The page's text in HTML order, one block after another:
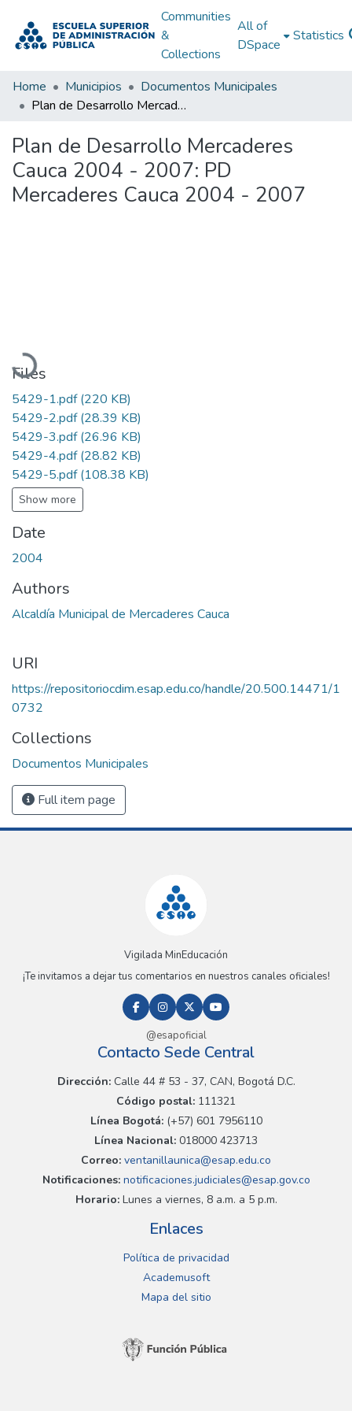
Communities
&
Collections
All of
DSpace
Statistics
Home Municipios
Documentos Municipales
Plan de Desarrollo Mercaderes Cauca 2004 - 2007: PD Mercaderes Cauca 2004 - 2007
Plan de Desarrollo Mercaderes
Cauca 2004 - 2007: PD
Mercaderes Cauca 2004 - 2007
Loading...
Files
5429-1.pdf(220 KB)
5429-2.pdf(28.39 KB)
5429-3.pdf(26.96 KB)
5429-4.pdf(28.82 KB)
5429-5.pdf(108.38 KB)
Show more
Date
2004
Authors
Alcaldía Municipal de Mercaderes Cauca
URI
https://repositoriocdim.esap.edu.co/handle/20.500.14471/1
0732
Collections
Documentos Municipales
Full item page
Vigilada MinEducación
¡Te invitamos a dejar tus comentarios en nuestros canales oficiales!
@esapoficial
Contacto Sede Central
Dirección:Calle 44 # 53 - 37, CAN, Bogotá D.C.
Código postal: 111321
Línea Bogotá:(+57) 601 7956110
Línea Nacional: 018000 423713
Correo: ventanillaunica@esap.edu.co
Notificaciones:notificaciones.judiciales@esap.gov.co
Horario:Lunes a viernes, 8 a.m. a 5 p.m.
Enlaces
Política de privacidad
Academusoft
Mapa del sitio